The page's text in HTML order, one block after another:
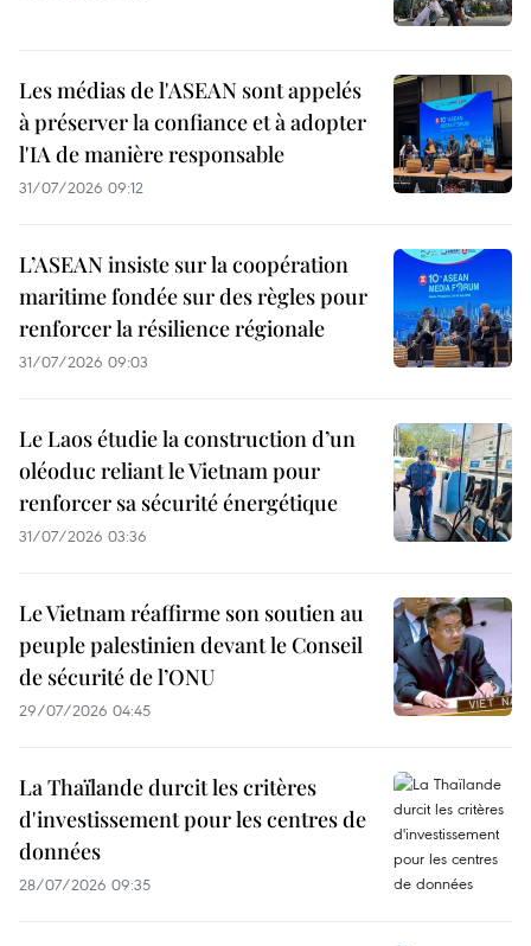
Les médias de l'ASEAN sont appelés
à préserver la confiance et à adopter
l'IA de manière responsable
31/07/2026 09:12
L’ASEAN insiste sur la coopération
maritime fondée sur des règles pour
renforcer la résilience régionale
31/07/2026 09:03
Le Laos étudie la construction d’un
oléoduc reliant le Vietnam pour
renforcer sa sécurité énergétique
31/07/2026 03:36
Le Vietnam réaffirme son soutien au
peuple palestinien devant le Conseil
de sécurité de l’ONU
29/07/2026 04:45
La Thaïlande durcit les critères
d'investissement pour les centres de
données
28/07/2026 09:35